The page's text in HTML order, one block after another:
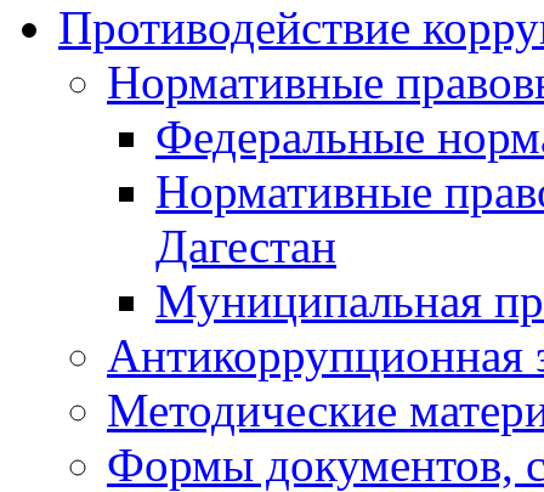
Противодействие
Нормативные
Федеральные
Нормативные
Дагестан
Муниципальная
Антикоррупционная
Методические
Формы документов,